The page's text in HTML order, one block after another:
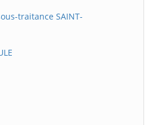
traitance SAINT-